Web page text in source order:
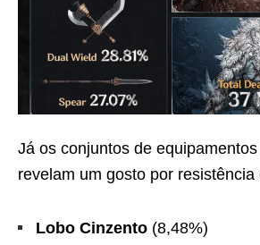
Já os conjuntos de
revelam um gosto por resistência
Lobo Cinzento (8,48%)